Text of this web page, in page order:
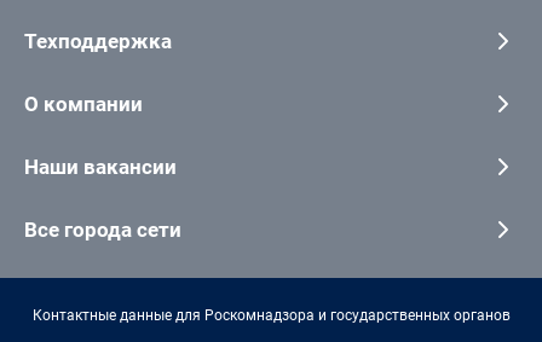
Техподдержка
О компании
Наши вакансии
Все города сети
Контактные данные для Роскомнадзора и государственных органов